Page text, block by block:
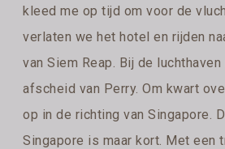
kleed me op tijd om voor de
verlaten we het hotel en rijden
van Siem Reap. Bij de luchthaven
afscheid van Perry. Om kwart
op in de richting van Singapore.
Singapore is maar kort. Met een